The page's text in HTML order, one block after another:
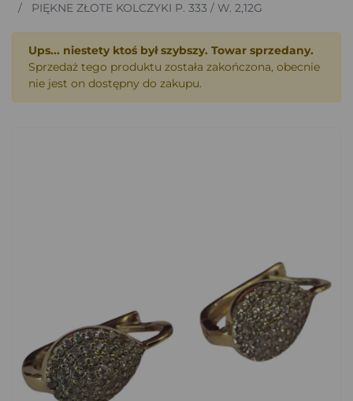
PIĘKNE ZŁOTE KOLCZYKI P. 333 / W. 2,12G
Ups... niestety ktoś był szybszy. Towar sprzedany.
Sprzedaż tego produktu została zakończona, obecnie
nie jest on dostępny do zakupu.